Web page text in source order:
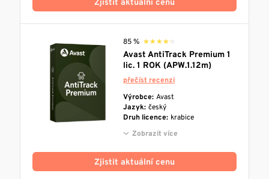
Zjistit aktuální cenu
85 % ★★★★★
★★★★★
Avast AntiTrack Premium 1
lic. 1 ROK (APW.1.12m)
přečíst recenzi
Výrobce: Avast
Jazyk: český
Druh licence: krabice
Zobrazit více
Zjistit aktuální cenu